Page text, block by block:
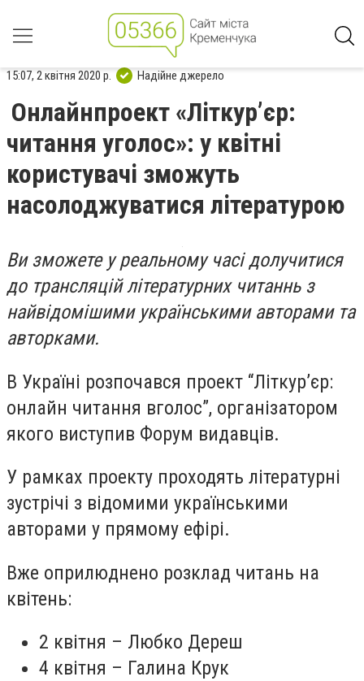
15:07, 2 квітня 2020 р. Надійне джерело
Онлайнпроект «Літкур’єр:
читання уголос»: у квітні
користувачі зможуть
насолоджуватися літературою
Ви зможете у реальному часі долучитися
до трансляцій літературних читаннь з
найвідомішими українськими авторами та
авторками.
В Україні розпочався проект “Літкур’єр:
онлайн читання вголос”, організатором
якого виступив Форум видавців.
У рамках проекту проходять літературні
зустрічі з відомими українськими
авторами у прямому ефірі.
Вже оприлюднено розклад читань на
квітень:
2 квітня – Любко Дереш
4 квітня – Галина Крук